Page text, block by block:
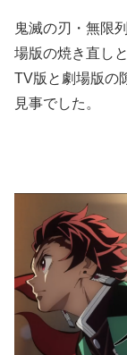
鬼滅の刃・無限
場版の焼き直し
TV版と劇場版の
見事でした。